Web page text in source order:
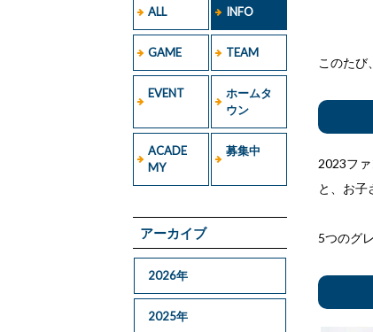
ALL INFO
GAME TEAM
EVENT
ホームタ
ウン
ACADE
MY
募集中
アーカイブ
2026年
2025年
このたび
2023フ
と、お子
5つのグ